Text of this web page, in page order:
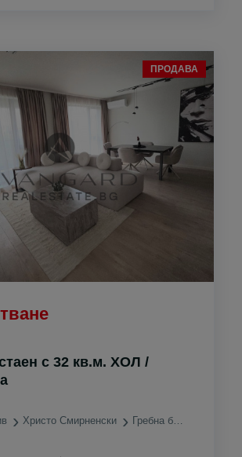
ПРОДАВА
с 32 кв.м. ХОЛ /
Христо Смирненски Гребна база